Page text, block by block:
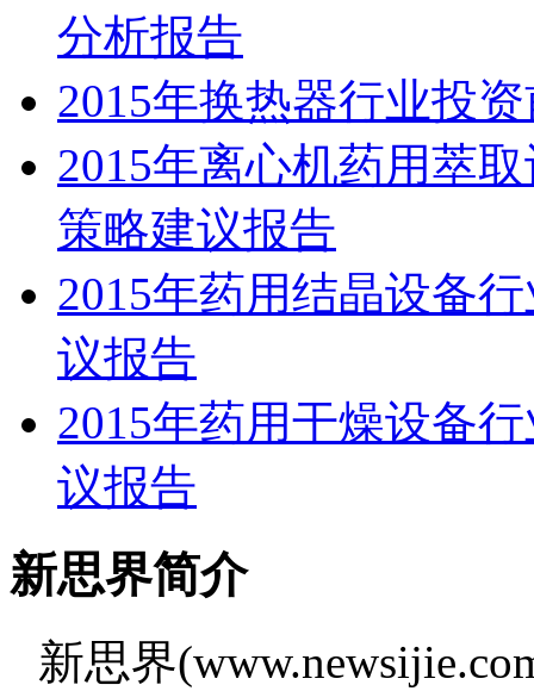
分析报告
2015年换热器行业投
2015年离心机药用萃
策略建议报告
2015年药用结晶设备
议报告
2015年药用干燥设备
议报告
新思界简介
新思界